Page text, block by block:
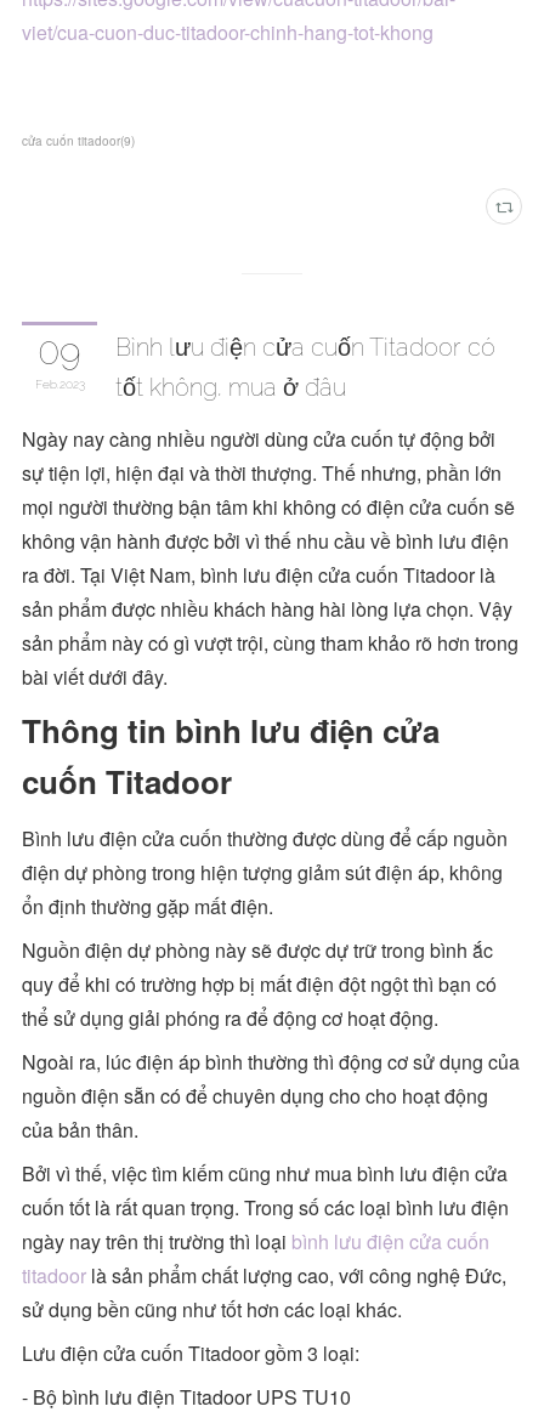
viet/cua-cuon-duc-titadoor-chinh-hang-tot-khong
cửa cuốn titadoor(9)
09
Feb 2023
Bình lưu điện cửa cuốn Titadoor có
tốt không, mua ở đâu
Ngày nay càng nhiều người dùng cửa cuốn tự động bởi
sự tiện lợi, hiện đại và thời thượng. Thế nhưng, phần lớn
mọi người thường bận tâm khi không có điện cửa cuốn sẽ
không vận hành được bởi vì thế nhu cầu về bình lưu điện
ra đời. Tại Việt Nam, bình lưu điện cửa cuốn Titadoor là
sản phẩm được nhiều khách hàng hài lòng lựa chọn. Vậy
sản phẩm này có gì vượt trội, cùng tham khảo rõ hơn trong
bài viết dưới đây.
Thông tin bình lưu điện cửa
cuốn Titadoor
Bình lưu điện cửa cuốn thường được dùng để cấp nguồn
điện dự phòng trong hiện tượng giảm sút điện áp, không
ổn định thường gặp mất điện.
Nguồn điện dự phòng này sẽ được dự trữ trong bình ắc
quy để khi có trường hợp bị mất điện đột ngột thì bạn có
thể sử dụng giải phóng ra để động cơ hoạt động.
Ngoài ra, lúc điện áp bình thường thì động cơ sử dụng của
nguồn điện sẵn có để chuyên dụng cho cho hoạt động
của bản thân.
Bởi vì thế, việc tìm kiếm cũng như mua bình lưu điện cửa
cuốn tốt là rất quan trọng. Trong số các loại bình lưu điện
ngày nay trên thị trường thì loại bình lưu điện cửa cuốn
titadoor là sản phẩm chất lượng cao, với công nghệ Đức,
sử dụng bền cũng như tốt hơn các loại khác.
Lưu điện cửa cuốn Titadoor gồm 3 loại:
- Bộ bình lưu điện Titadoor UPS TU10